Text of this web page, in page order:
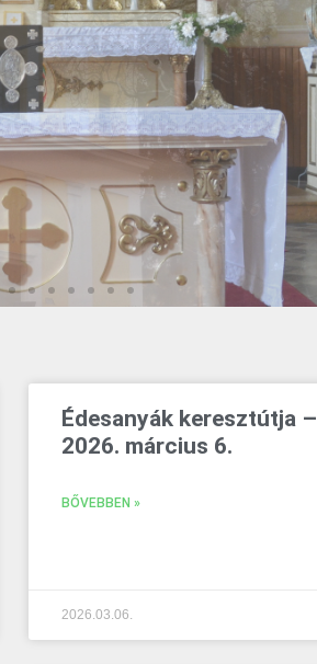
Édesanyák keresztútja –
2026. március 6.
BŐVEBBEN »
2026.03.06.